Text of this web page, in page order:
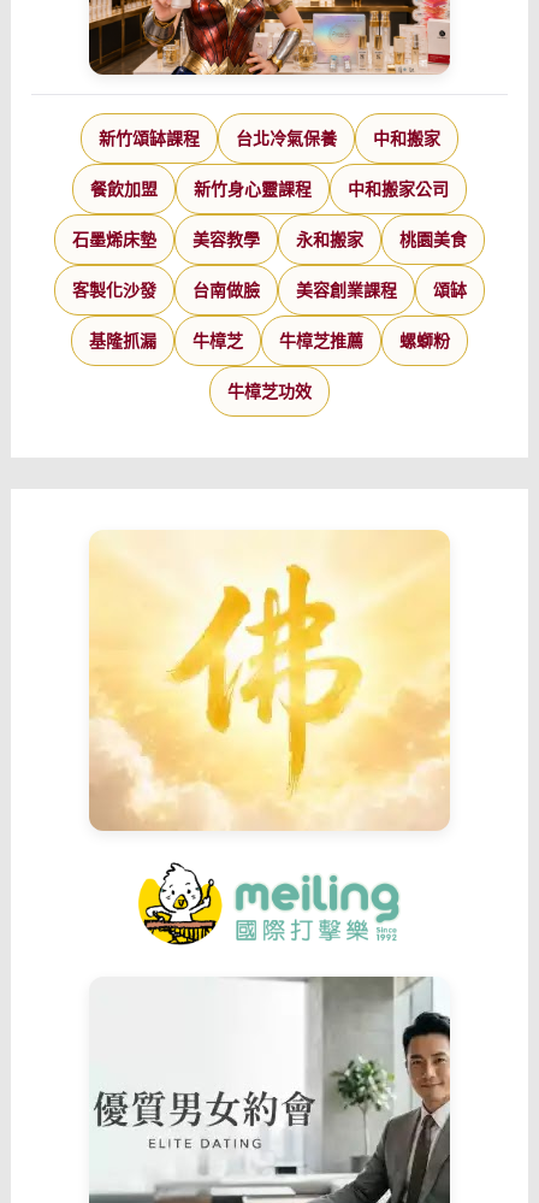
新竹頌缽課程 台北冷氣保養 中和搬家
餐飲加盟 新竹身心靈課程 中和搬家公司
石墨烯床墊 美容教學 永和搬家 桃園美食
客製化沙發 台南做臉 美容創業課程 頌缽
基隆抓漏 牛樟芝 牛樟芝推薦 螺螄粉
牛樟芝功效